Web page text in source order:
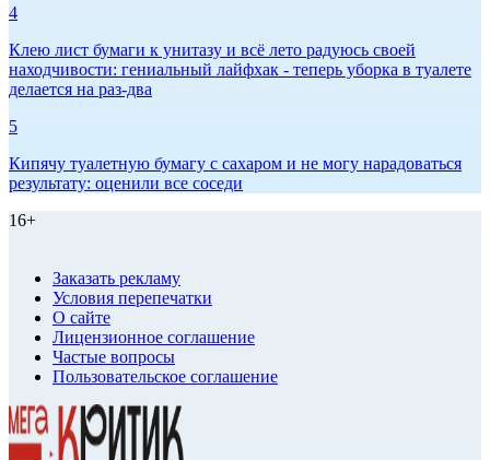
4
Клею лист бумаги к унитазу и всё лето радуюсь своей
находчивости: гениальный лайфхак - теперь уборка в туалете
делается на раз-два
5
Кипячу туалетную бумагу с сахаром и не могу нарадоваться
результату: оценили все соседи
16+
Заказать рекламу
Условия перепечатки
О сайте
Лицензионное соглашение
Частые вопросы
Пользовательское соглашение